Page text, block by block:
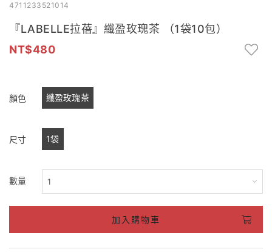
4711233521014
『LABELLE拉蓓』纖盈玫瑰茶 （1袋10包）
480
顏色 纖盈玫瑰茶
尺寸 1袋
數量
加入購物車